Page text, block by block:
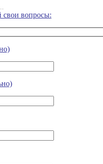
свои вопросы: